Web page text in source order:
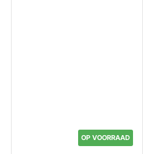
OP VOORRAAD